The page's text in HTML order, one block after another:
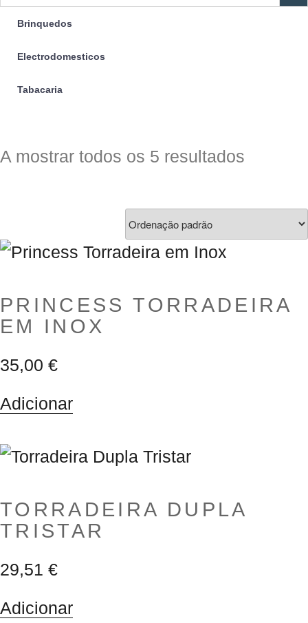
Brinquedos
Electrodomesticos
Tabacaria
A mostrar todos os 5 resultados
PRINCESS TORRADEIRA
EM INOX
35,00 €
Adicionar
TORRADEIRA DUPLA
TRISTAR
29,51 €
Adicionar